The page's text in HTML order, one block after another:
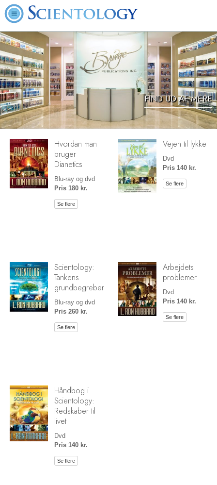
FIND UD AF MERE
Hvordan man
bruger
Dianetics
Blu-ray og dvd
Pris 180 kr.
Se flere
Vejen til lykke
Dvd
Pris 140 kr.
Se flere
Scientology:
Tankens
grundbegreber
Blu-ray og dvd
Pris 260 kr.
Se flere
Arbejdets
problemer
Dvd
Pris 140 kr.
Se flere
Håndbog i
Scientology:
Redskaber til
livet
Dvd
Pris 140 kr.
Se flere